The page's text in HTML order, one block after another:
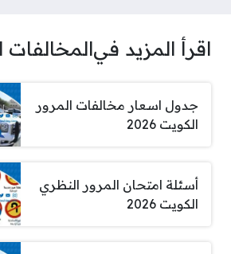
اقرأ المزيد فيالمخالفات
جدول اسعار مخالفات المرور
الكويت 2026
أسئلة امتحان المرور النظري
الكويت 2026